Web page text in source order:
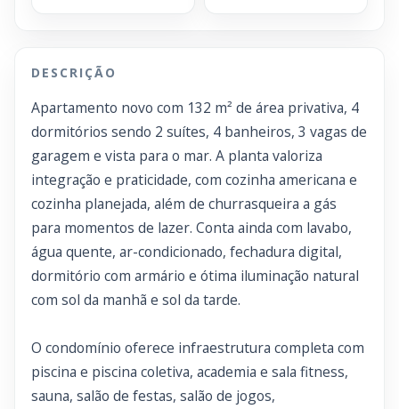
DESCRIÇÃO
Apartamento novo com 132 m² de área privativa, 4
dormitórios sendo 2 suítes, 4 banheiros, 3 vagas de
garagem e vista para o mar. A planta valoriza
integração e praticidade, com cozinha americana e
cozinha planejada, além de churrasqueira a gás
para momentos de lazer. Conta ainda com lavabo,
água quente, ar-condicionado, fechadura digital,
dormitório com armário e ótima iluminação natural
com sol da manhã e sol da tarde.
O condomínio oferece infraestrutura completa com
piscina e piscina coletiva, academia e sala fitness,
sauna, salão de festas, salão de jogos,